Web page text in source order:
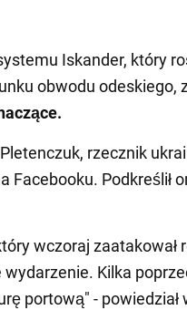
Iskander, który
obwodu odeskiego,
rzecznik
Facebooku. Podkreślił
wczoraj zaatakował
wydarzenie. Kilka
portową" -